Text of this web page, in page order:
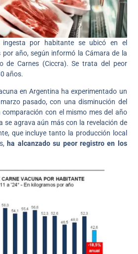
por habitante se ubicó en el
por año, según informó la Cámara de la
de Carnes (Ciccra). Se trata del peor
años.
en Argentina ha experimentado un
pasado, con una disminución del
comparación con el mismo mes del año
se agrava aún más con la revelación de
que incluye tanto la producción local
ha alcanzado su peor registro en los